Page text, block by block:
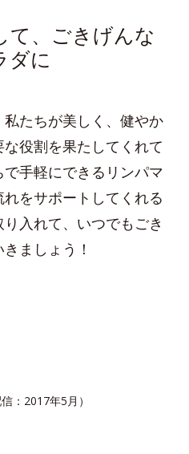
て、ごきげんな
ダに
たちが美しく、健やか
役割を果たしてくれて
手軽にできるリンパマ
をサポートしてくれる
入れて、いつでもごき
ましょう！
：2017年5月）